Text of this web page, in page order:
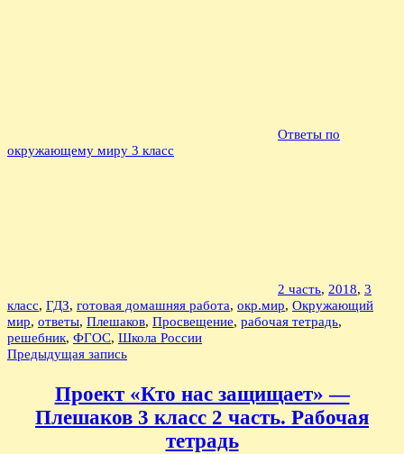
Ответы по
окружающему миру 3 класс
2 часть, 2018, 3
класс, ГДЗ, готовая домашняя работа, окр.мир, Окружающий
мир, ответы, Плешаков, Просвещение, рабочая тетрадь,
решебник, ФГОС, Школа России
Навигация
записям
Предыдущая запись
Проект «Кто нас защищает» —
Плешаков 3 класс 2 часть. Рабочая
тетрадь